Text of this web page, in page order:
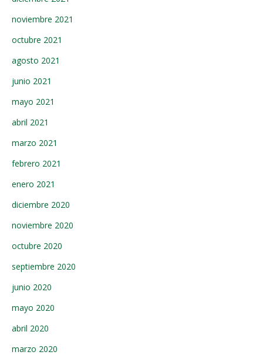
noviembre 2021
octubre 2021
agosto 2021
junio 2021
mayo 2021
abril 2021
marzo 2021
febrero 2021
enero 2021
diciembre 2020
noviembre 2020
octubre 2020
septiembre 2020
junio 2020
mayo 2020
abril 2020
marzo 2020